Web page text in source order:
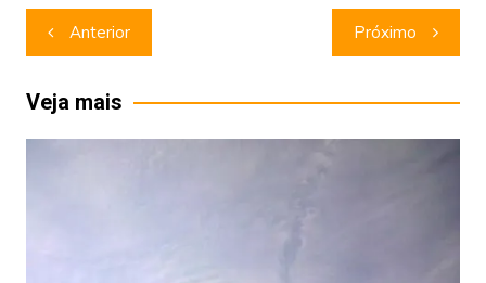
Navegação
de
Post
Anterior Próximo
Veja mais